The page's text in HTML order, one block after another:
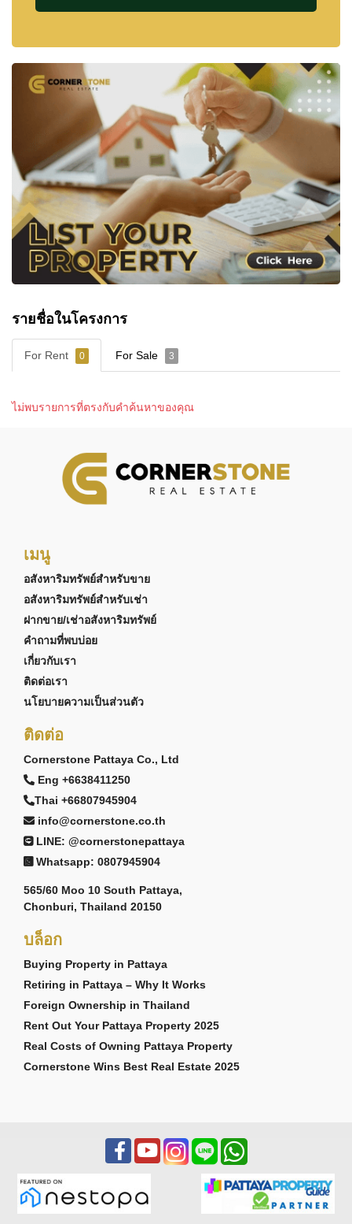
รายชื่อในโครงการ
For Rent 0 For Sale 3
ไม่พบรายการที่ตรงกับคำค้นหาของคุณ
เมนู
อสังหาริมทรัพย์สำหรับขาย
อสังหาริมทรัพย์สำหรับเช่า
ฝากขาย/เช่าอสังหาริมทรัพย์
คำถามที่พบบ่อย
เกี่ยวกับเรา
ติดต่อเรา
นโยบายความเป็นส่วนตัว
ติดต่อ
Cornerstone Pattaya Co., Ltd
Eng +6638411250
Thai +66807945904
info@cornerstone.co.th
LINE: @cornerstonepattaya
Whatsapp: 0807945904
565/60 Moo 10 South Pattaya,
Chonburi, Thailand 20150
บล็อก
Buying Property in Pattaya
Retiring in Pattaya – Why It Works
Foreign Ownership in Thailand
Rent Out Your Pattaya Property 2025
Real Costs of Owning Pattaya Property
Cornerstone Wins Best Real Estate 2025